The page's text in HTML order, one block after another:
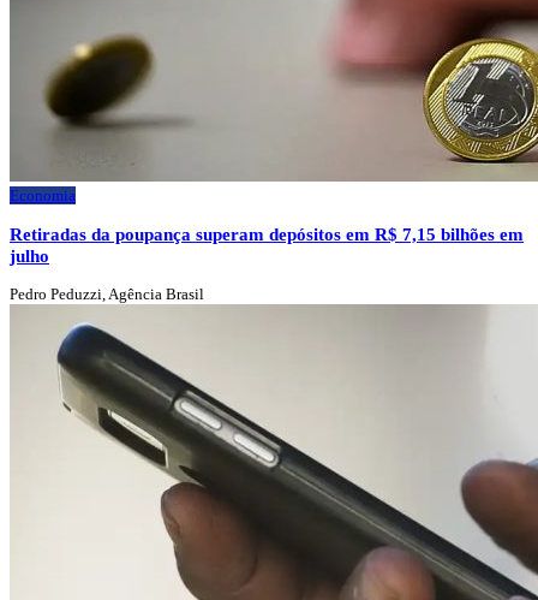
Economia
Retiradas da poupança superam depósitos em R$ 7,15 bilhões em
julho
Pedro Peduzzi, Agência Brasil